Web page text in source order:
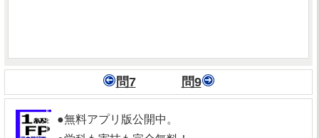
問7 問9
●無料アプリ版公開中。